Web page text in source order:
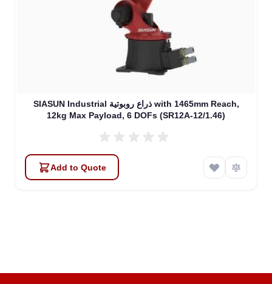
SIASUN Industrial ذراع روبوتية with 1465mm Reach,
12kg Max Payload, 6 DOFs (SR12A-12/1.46)
Add to Quote